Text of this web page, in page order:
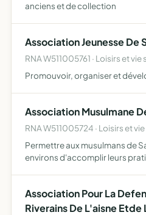
anciens et de collection
Association Jeunesse De
RNA W511005761 · Loisirs et
Promouvoir, organiser et
Association Musulmane
RNA W511005724 · Loisirs et
Permettre aux musulmans de
environs d'accomplir leurs
Association Pour La
Riverains De L'aisne